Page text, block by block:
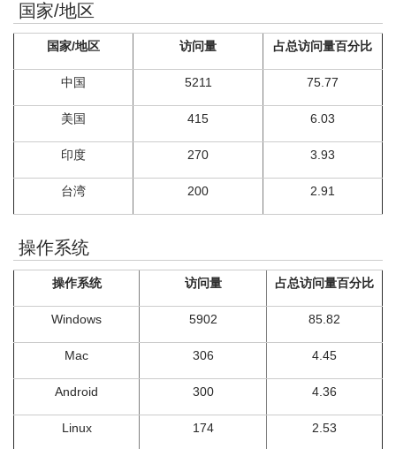
国家/地区
国家/地区 访问量 占总访问量百分比
中国 5211 75.77
美国 415 6.03
印度 270 3.93
台湾 200 2.91
操作系统
操作系统 访问量 占总访问量百分比
Windows 5902 85.82
Mac 306 4.45
Android 300 4.36
Linux 174 2.53